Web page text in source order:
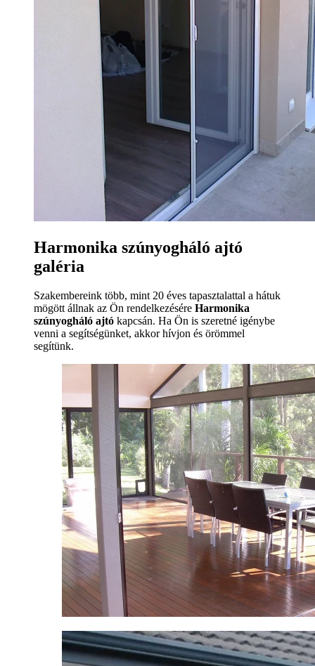
Harmonika szúnyogháló ajtó
galéria
Szakembereink több, mint 20 éves tapasztalattal a hátuk
mögött állnak az Ön rendelkezésére Harmonika
szúnyogháló ajtó kapcsán. Ha Ön is szeretné igénybe
venni a segítségünket, akkor hívjon és örömmel
segítünk.